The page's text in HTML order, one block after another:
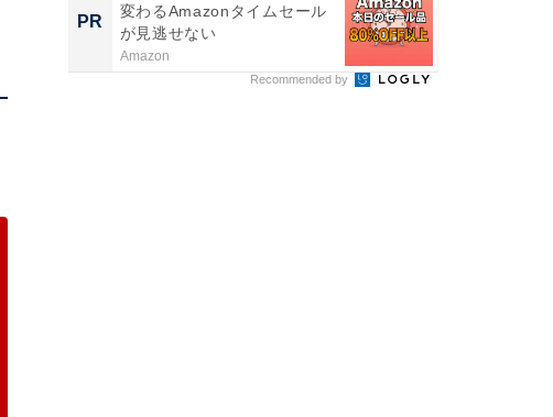
PR
変わるAmazonタイムセール
が見逃せない
Amazon
Recommended by